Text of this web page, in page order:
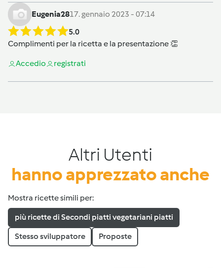
Eugenia2817. gennaio 2023 - 07:14
5.0
Complimenti per la ricetta e la presentazione 👏
Accedio registrati
Altri Utenti
hanno apprezzato anche
Mostra ricette simili per:
più ricette di Secondi piatti vegetariani piatti
Stesso sviluppatore Proposte